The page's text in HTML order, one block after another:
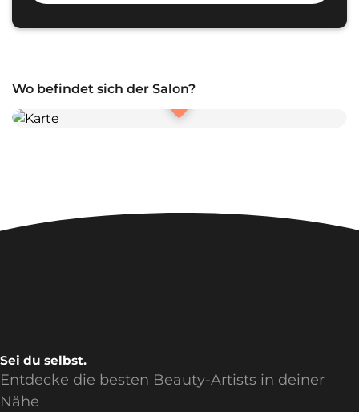
Wo befindet sich der Salon?
Sei du selbst.
Entdecke die besten Beauty-Artists in deiner
Nähe